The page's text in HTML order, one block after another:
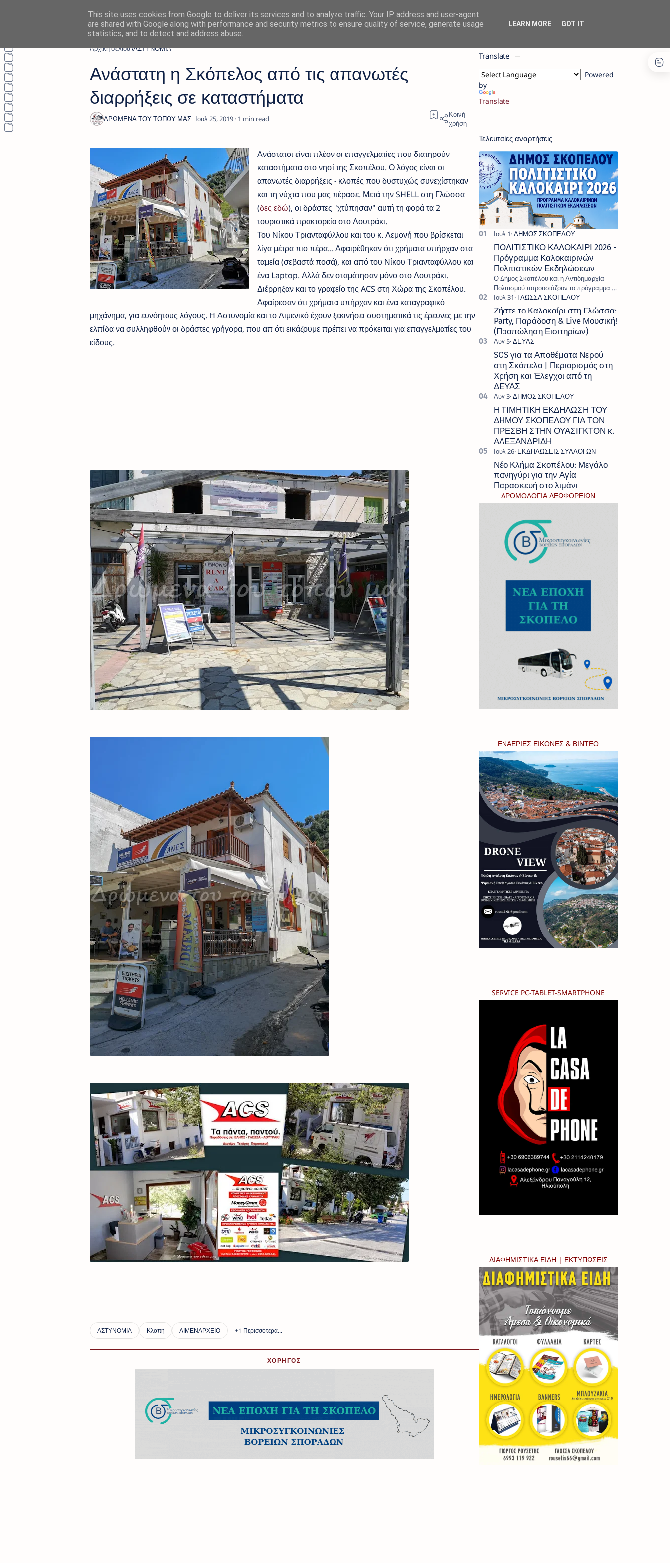
Αρχική σελίδα ΑΣΤΥΝΟΜΙΑ
Ανάστατη η Σκόπελος από τις απανωτές
διαρρήξεις σε καταστήματα
1
Ανάστατοι είναι πλέον οι επαγγελματίες που διατηρούν
καταστήματα στο νησί της Σκοπέλου. Ο λόγος είναι οι
απανωτές διαρρήξεις - κλοπές που δυστυχώς συνεχίστηκαν
και τη νύχτα που μας πέρασε. Μετά την SHELL στη Γλώσσα
(δες εδώ), οι δράστες "χτύπησαν" αυτή τη φορά τα 2
τουριστικά πρακτορεία στο Λουτράκι.
Του Νίκου Τριανταφύλλου και του κ. Λεμονή που βρίσκεται
λίγα μέτρα πιο πέρα... Αφαιρέθηκαν ότι χρήματα υπήρχαν στα
ταμεία (σεβαστά ποσά), και από του Νίκου Τριανταφύλλου και
ένα Laptop. Αλλά δεν σταμάτησαν μόνο στο Λουτράκι.
Διέρρηξαν και το γραφείο της ACS στη Χώρα της Σκοπέλου.
Αφαίρεσαν ότι χρήματα υπήρχαν και ένα καταγραφικό
μηχάνημα, για ευνόητους λόγους. Η Αστυνομία και το Λιμενικό έχουν ξεκινήσει συστηματικά τις έρευνες με την
ελπίδα να συλληφθούν οι δράστες γρήγορα, που απ ότι εικάζουμε πρέπει να πρόκειται για επαγγελματίες του
είδους.
ΧΟΡΗΓΟΣ
Translate
Powered
by
Translate
Τελευταίες αναρτήσεις
ΠΟΛΙΤΙΣΤΙΚΟ ΚΑΛΟΚΑΙΡΙ 2026 -
Πρόγραμμα Καλοκαιρινών
Πολιτιστικών Εκδηλώσεων
Ο Δήμος Σκοπέλου και η Αντιδημαρχία
Πολιτισμού παρουσιάζουν το πρόγραμμα «
Πολιτιστικό Καλοκαίρι 2026 », ένα πλούσιο
και πολυσυλλεκτικό πρόγραμμα εκδ…
Ζήστε το Καλοκαίρι στη Γλώσσα:
Party, Παράδοση & Live Μουσική!
(Προπώληση Εισιτηρίων)
SOS για τα Αποθέματα Νερού
στη Σκόπελο | Περιορισμός στη
Χρήση και Έλεγχοι από τη
ΔΕΥΑΣ
Η ΤΙΜΗΤΙΚΗ ΕΚΔΗΛΩΣΗ ΤΟΥ
ΔΗΜΟΥ ΣΚΟΠΕΛΟΥ ΓΙΑ ΤΟΝ
ΠΡΕΣΒΗ ΣΤΗΝ ΟΥΑΣΙΓΚΤΟΝ κ.
ΑΛΕΞΑΝΔΡΙΔΗ
Νέο Κλήμα Σκοπέλου: Μεγάλο
πανηγύρι για την Αγία
Παρασκευή στο λιμάνι
ΔΡΟΜΟΛΟΓΙΑ ΛΕΩΦΟΡΕΙΩΝ
ΕΝΑΕΡΙΕΣ ΕΙΚΟΝΕΣ & ΒΙΝΤΕΟ
SERVICE PC-TABLET-SMARTPHONE
ΔΙΑΦΗΜΙΣΤΙΚΑ ΕΙΔΗ | ΕΚΤΥΠΩΣΕΙΣ
This site uses cookies from Google to deliver its services and to analyze traffic. Your IP address and user-agent
are shared with Google along with performance and security metrics to ensure quality of service, generate usage
statistics, and to detect and address abuse.
LEARN MORE GOT IT